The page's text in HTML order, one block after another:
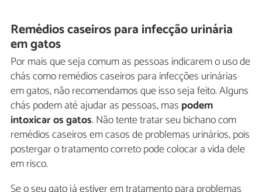
Remédios caseiros para infecção urinária
em gatos
Por mais que seja comum as pessoas indicarem o uso de
chás como remédios caseiros para infecções urinárias
em gatos, não recomendamos que isso seja feito. Alguns
chás podem até ajudar as pessoas, mas podem
intoxicar os gatos. Não tente tratar seu bichano com
remédios caseiros em casos de problemas urinários, pois
postergar o tratamento correto pode colocar a vida dele
em risco.